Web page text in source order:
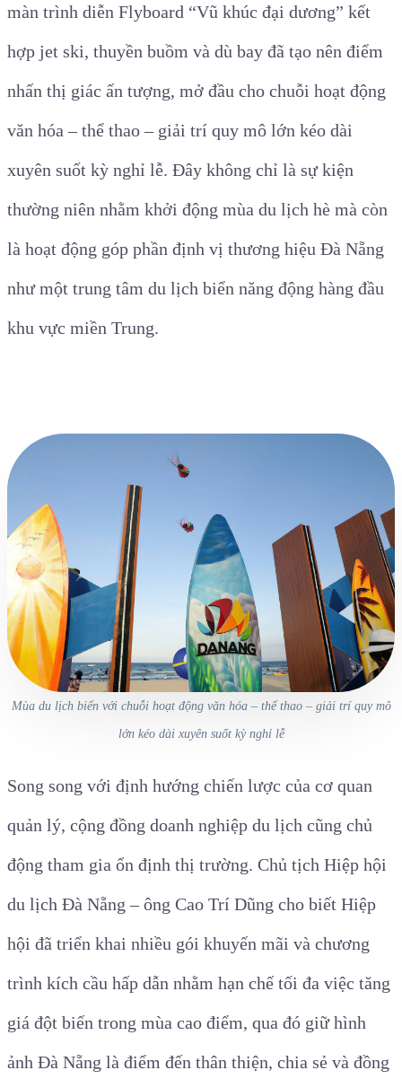
màn trình diễn Flyboard “Vũ khúc đại dương” kết
hợp jet ski, thuyền buồm và dù bay đã tạo nên điểm
nhấn thị giác ấn tượng, mở đầu cho chuỗi hoạt động
văn hóa – thể thao – giải trí quy mô lớn kéo dài
xuyên suốt kỳ nghỉ lễ. Đây không chỉ là sự kiện
thường niên nhằm khởi động mùa du lịch hè mà còn
là hoạt động góp phần định vị thương hiệu Đà Nẵng
như một trung tâm du lịch biển năng động hàng đầu
khu vực miền Trung.
Mùa du lịch biển với chuỗi hoạt động văn hóa – thể thao – giải trí quy mô
lớn kéo dài xuyên suốt kỳ nghỉ lễ
Song song với định hướng chiến lược của cơ quan
quản lý, cộng đồng doanh nghiệp du lịch cũng chủ
động tham gia ổn định thị trường. Chủ tịch Hiệp hội
du lịch Đà Nẵng – ông Cao Trí Dũng cho biết Hiệp
hội đã triển khai nhiều gói khuyến mãi và chương
trình kích cầu hấp dẫn nhằm hạn chế tối đa việc tăng
giá đột biến trong mùa cao điểm, qua đó giữ hình
ảnh Đà Nẵng là điểm đến thân thiện, chia sẻ và đồng